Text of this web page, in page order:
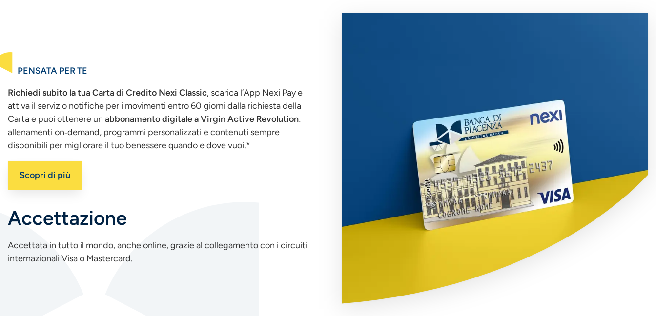
PENSATA PER TE
Richiedi subito la tua Carta di Credito Nexi Classic, scarica l’App Nexi Pay e
attiva il servizio notifiche per i movimenti entro 60 giorni dalla richiesta della
Carta e puoi ottenere un abbonamento digitale a Virgin Active Revolution:
allenamenti on‑demand, programmi personalizzati e contenuti sempre
disponibili per migliorare il tuo benessere quando e dove vuoi.*
Scopri di più
Accettazione
Accettata in tutto il mondo, anche online, grazie al collegamento con i circuiti
internazionali Visa o Mastercard.